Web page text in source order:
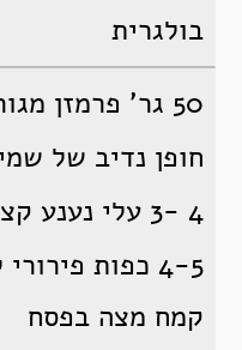
בולגרית
50 גר’ פרמזן מגוררת/קצ’קבל
חופן נדיב של
4 -3 עלי נענע קצוצים
4-5 כפות
קמח מצה בפסח